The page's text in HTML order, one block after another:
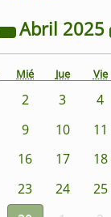
Abril 2025
Mié Jue Vie
2 3 4
9 10 11
16 17 18
23 24 25